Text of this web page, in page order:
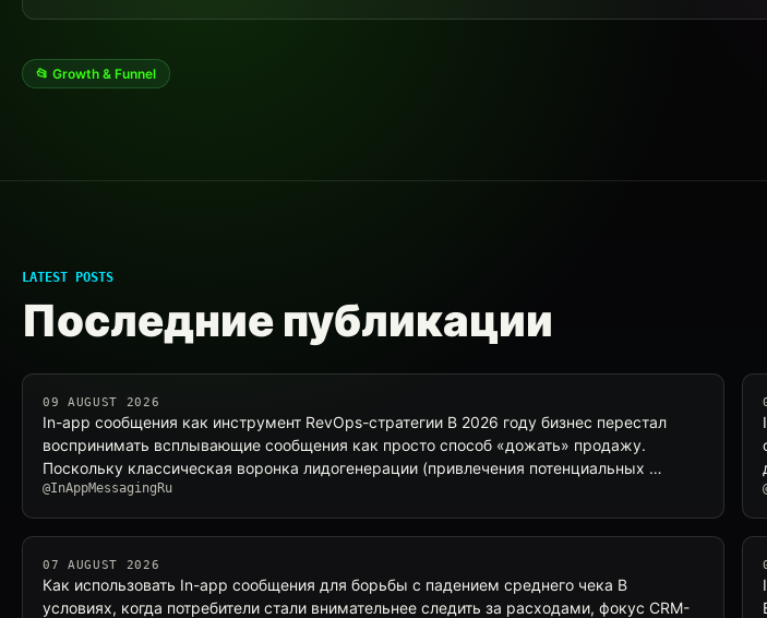
📂 Growth & Funnel
LATEST POSTS
Последние публикации
09 AUGUST 2026
In-app сообщения как инструмент RevOps-стратегии В 2026 году бизнес перестал
воспринимать всплывающие сообщения как просто способ «дожать» продажу.
Поскольку классическая воронка лидогенерации (привлечения потенциальных …
@InAppMessagingRu
07 AUGUST 2026
Как использовать In-app сообщения для борьбы с падением среднего чека В
условиях, когда потребители стали внимательнее следить за расходами, фокус CRM-